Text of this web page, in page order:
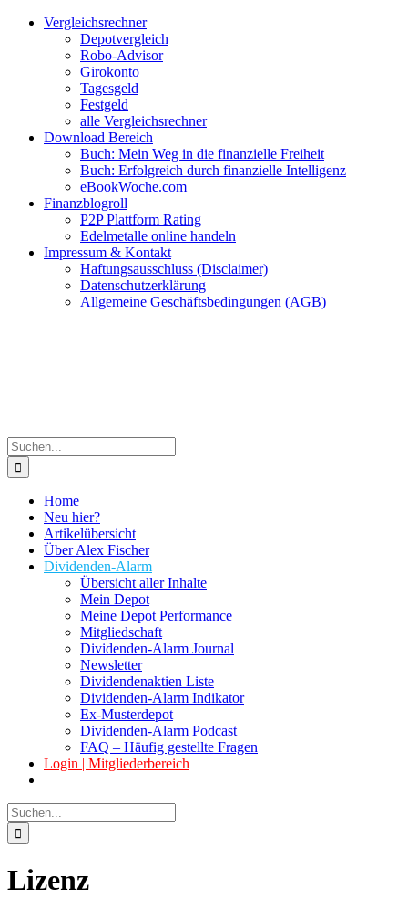
Zum
Facebook
Twitter
Instagram
Pinterest
YouTubeVergleichsrechner
Depotvergleich
Robo-Advisor
Girokonto
Tagesgeld
Festgeld
alle Vergleichsrechner
Download Bereich
Buch: Mein Weg in die finanzielle Freiheit
Buch: Erfolgreich durch finanzielle Intelligenz
eBookWoche.com
Finanzblogroll
P2P Plattform Rating
Edelmetalle online handeln
Impressum & Kontakt
Haftungsausschluss (Disclaimer)
Datenschutzerklärung
Allgemeine Geschäftsbedingungen (AGB)
Suche
nach:
Home
Neu hier?
Artikelübersicht
Über Alex Fischer
Dividenden-Alarm
Übersicht aller Inhalte
Mein Depot
Meine Depot Performance
Mitgliedschaft
Dividenden-Alarm Journal
Newsletter
Dividendenaktien Liste
Dividenden-Alarm Indikator
Ex-Musterdepot
Dividenden-Alarm Podcast
FAQ – Häufig gestellte Fragen
Login | Mitgliederbereich
Suche
nach:
Lizenz